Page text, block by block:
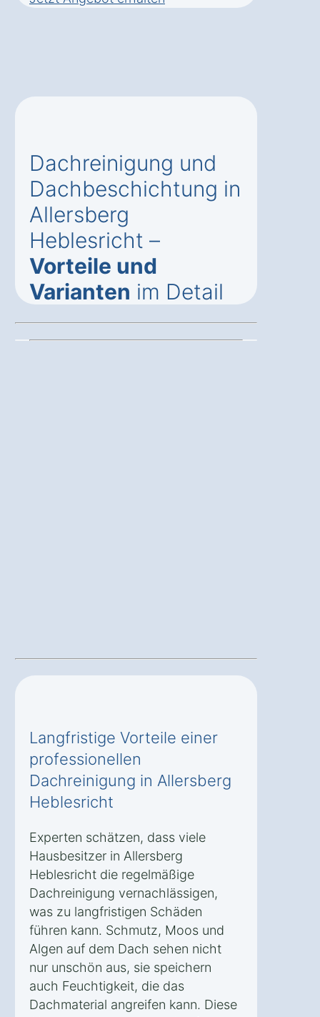
Dachreinigung und
Dachbeschichtung in
Allersberg
Heblesricht –
Vorteile und
Varianten im Detail
Langfristige Vorteile einer
professionellen
Dachreinigung in Allersberg
Heblesricht
Experten schätzen, dass viele
Hausbesitzer in Allersberg
Heblesricht die regelmäßige
Dachreinigung vernachlässigen,
was zu langfristigen Schäden
führen kann. Schmutz, Moos und
Algen auf dem Dach sehen nicht
nur unschön aus, sie speichern
auch Feuchtigkeit, die das
Dachmaterial angreifen kann. Diese